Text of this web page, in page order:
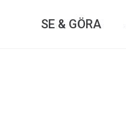
SE & GÖRA